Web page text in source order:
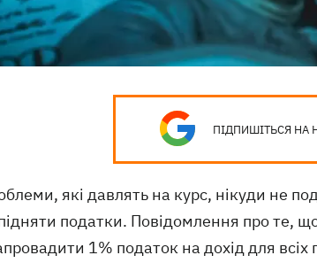
ПІДПИШІТЬСЯ НА
які давлять на курс, нікуди не
податки. Повідомлення про те,
1% податок на дохід для всіх